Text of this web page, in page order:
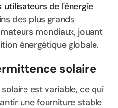
utilisateurs de l'énergie
des plus grands
mondiaux, jouant
énergétique globale.
solaire
est variable, ce qui
une fourniture stable